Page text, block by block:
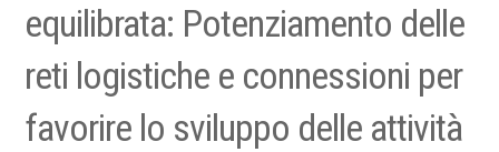
equilibrata: Potenziamento delle
reti logistiche e connessioni per
favorire lo sviluppo delle attività